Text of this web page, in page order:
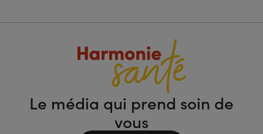
Le média qui prend soin de
vous